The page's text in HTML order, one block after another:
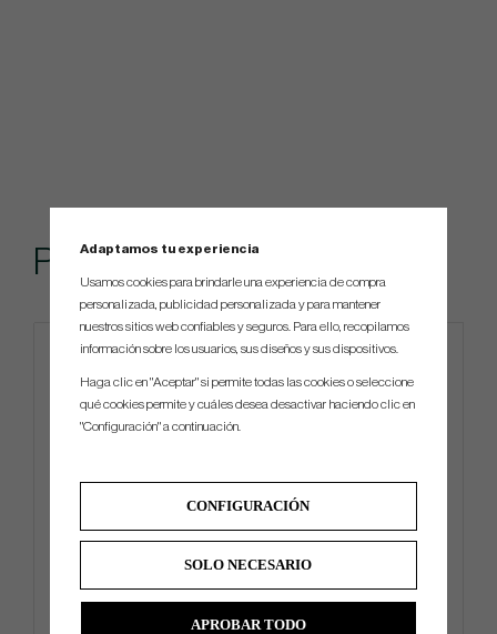
Popular
4 FOR 3
Adaptamos tu experiencia
Usamos cookies para brindarle una experiencia de compra
personalizada, publicidad personalizada y para mantener
nuestros sitios web confiables y seguros. Para ello, recopilamos
información sobre los usuarios, sus diseños y sus dispositivos.
Haga clic en "Aceptar" si permite todas las cookies o seleccione
qué cookies permite y cuáles desea desactivar haciendo clic en
"Configuración" a continuación.
CONFIGURACIÓN
SOLO NECESARIO
APROBAR TODO